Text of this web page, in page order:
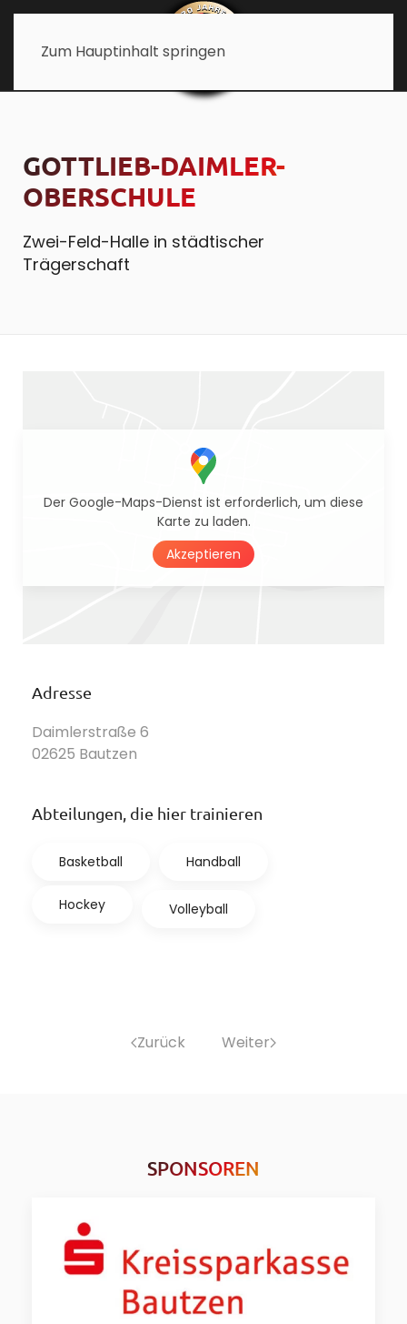
Zum Hauptinhalt springen
GOTTLIEB-DAIMLER-
OBERSCHULE
Zwei-Feld-Halle in städtischer
Trägerschaft
Der Google-Maps-Dienst ist erforderlich, um diese
Karte zu laden.
Akzeptieren
Adresse
Daimlerstraße 6
02625 Bautzen
Abteilungen, die hier trainieren
Basketball Handball
Hockey Volleyball
Zurück Weiter
SPONSOREN